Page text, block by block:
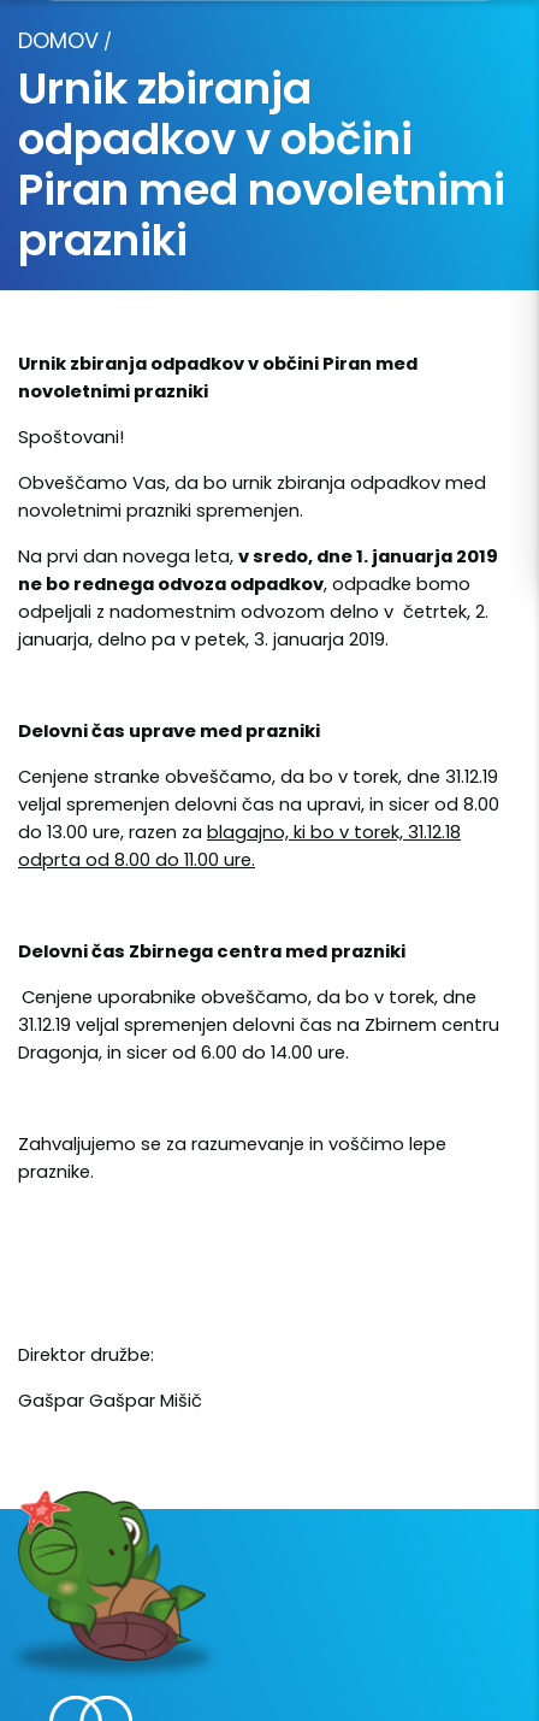
DOMOV /
Urnik zbiranja
odpadkov v občini
Piran med novoletnimi
prazniki
Urnik zbiranja odpadkov v občini Piran med
novoletnimi prazniki
Spoštovani!
Obveščamo Vas, da bo urnik zbiranja odpadkov med
novoletnimi prazniki spremenjen.
Na prvi dan novega leta, v sredo, dne 1. januarja 2019
ne bo rednega odvoza odpadkov, odpadke bomo
odpeljali z nadomestnim odvozom delno v četrtek, 2.
januarja, delno pa v petek, 3. januarja 2019.
Delovni čas uprave med prazniki
Cenjene stranke obveščamo, da bo v torek, dne 31.12.19
veljal spremenjen delovni čas na upravi, in sicer od 8.00
do 13.00 ure, razen za blagajno, ki bo v torek, 31.12.18
odprta od 8.00 do 11.00 ure.
Delovni čas Zbirnega centra med prazniki
Cenjene uporabnike obveščamo, da bo v torek, dne
31.12.19 veljal spremenjen delovni čas na Zbirnem centru
Dragonja, in sicer od 6.00 do 14.00 ure.
Zahvaljujemo se za razumevanje in voščimo lepe
praznike.
Direktor družbe:
Gašpar Gašpar Mišič